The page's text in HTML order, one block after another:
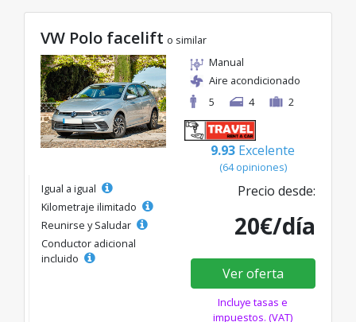
VW Polo facelift o similar
Manual
Aire acondicionado
5
4 2
9.93 Excelente
(64 opiniones)
Igual a igual
Kilometraje ilimitado
Reunirse y Saludar
Conductor adicional
incluido
Precio desde:
20€/día
Ver oferta
Incluye tasas e
impuestos. (VAT)